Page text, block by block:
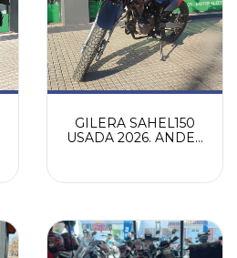
GILERA SAHEL150
USADA 2026. ANDES